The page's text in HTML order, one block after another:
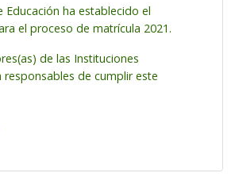
Educación ha establecido el
el proceso de matrícula 2021.
de las Instituciones
responsables de cumplir este